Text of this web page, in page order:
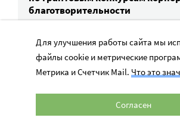
благотворительности
ВСЕ СОБЫТИЯ
Для улучшения работы сайта мы
файлы cookie и метрические
Метрика и Счетчик Mail. Что это
Согласен